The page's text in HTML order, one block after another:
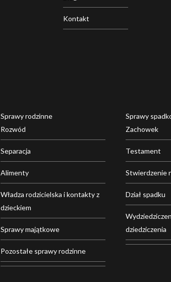
Kontakt
Sprawy rodzinne
Rozwód
Separacja
Alimenty
Władza rodzicielska i kontakty z
dzieckiem
Sprawy majątkowe
Pozostałe sprawy rodzinne
Sprawy
Zachowek
Testament
Stwierdzenie
Dział spadku
dziedziczenia